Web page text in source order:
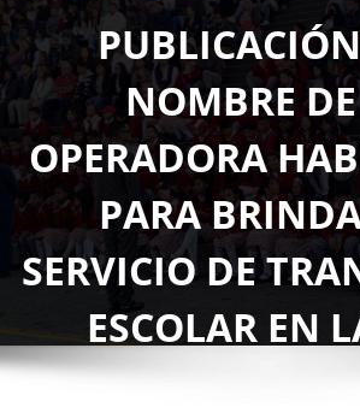
NOMBRE
OPERADORA
PARA
SERVICIO DE
ESCOLAR EN
“CORONEL